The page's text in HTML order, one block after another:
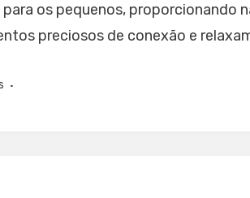
para os pequenos, proporcionando
preciosos de conexão e